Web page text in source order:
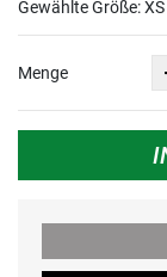
Gewählte Größe:XS
Menge